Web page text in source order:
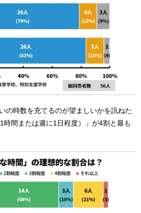
の時数を充てるのが望ましいかを訊ねた
時間または週に1日程度）」が4割と最も